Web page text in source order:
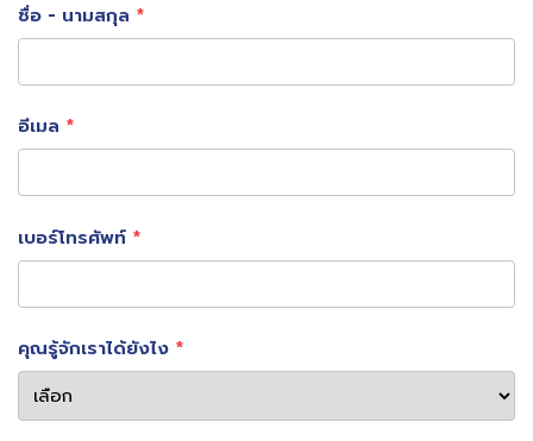
ซีที จำกัด (มหาชน)
การพัฒนาขีดความสามารถของคนรุ่นใหม่ ตามกลยุทธ์ Tech
ด้านเทคโนโลยี (Tech Talent) เป็นคนรุ่นใหม่ ซึ่งจะเป็นกลไก
หลักที่ช่วยขับเคลื่อนองค์กรและประเทศไทยในอนาคต โดยสร้าง
ชื่อ - นามสกุล
อีเมล
เบอร์โทรศัพท์
คุณรู้จักเราได้ยังไง